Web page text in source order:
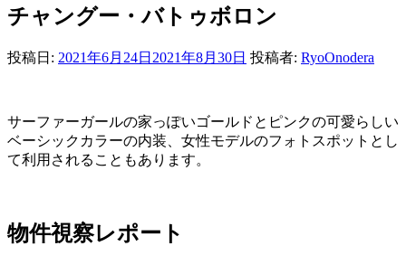
チャングー・バトゥボロン
投稿日: 2021年6月24日 2021年8月30日 投稿者: RyoOnodera
サーファーガールの家っぽいゴールドとピンクの可愛らしい
ベーシックカラーの内装、女性モデルのフォトスポットとし
て利用されることもあります。
物件視察レポート